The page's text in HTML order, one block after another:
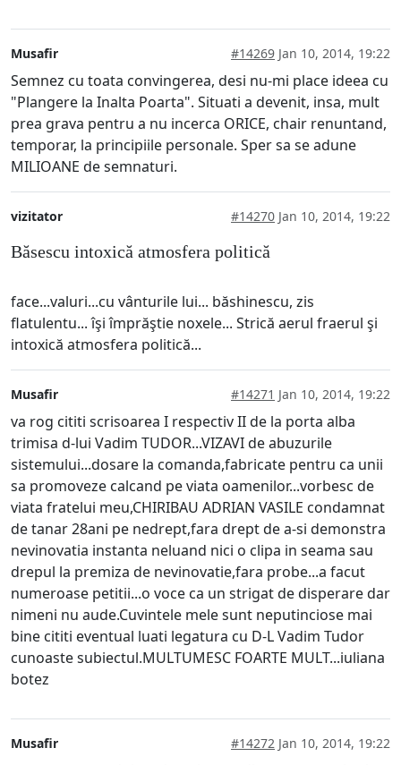
Musafir #14269 Jan 10, 2014, 19:22
Semnez cu toata convingerea, desi nu-mi place ideea cu
"Plangere la Inalta Poarta". Situati a devenit, insa, mult
prea grava pentru a nu incerca ORICE, chair renuntand,
temporar, la principiile personale. Sper sa se adune
MILIOANE de semnaturi.
vizitator #14270 Jan 10, 2014, 19:22
Băsescu intoxică atmosfera politică
face...valuri...cu vânturile lui... băshinescu, zis
flatulentu... îşi împrăştie noxele... Strică aerul fraerul şi
intoxică atmosfera politică...
Musafir #14271 Jan 10, 2014, 19:22
va rog cititi scrisoarea I respectiv II de la porta alba
trimisa d-lui Vadim TUDOR...VIZAVI de abuzurile
sistemului...dosare la comanda,fabricate pentru ca unii
sa promoveze calcand pe viata oamenilor...vorbesc de
viata fratelui meu,CHIRIBAU ADRIAN VASILE condamnat
de tanar 28ani pe nedrept,fara drept de a-si demonstra
nevinovatia instanta neluand nici o clipa in seama sau
drepul la premiza de nevinovatie,fara probe...a facut
numeroase petitii...o voce ca un strigat de disperare dar
nimeni nu aude.Cuvintele mele sunt neputinciose mai
bine cititi eventual luati legatura cu D-L Vadim Tudor
cunoaste subiectul.MULTUMESC FOARTE MULT...iuliana
botez
Musafir #14272 Jan 10, 2014, 19:22